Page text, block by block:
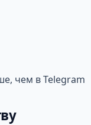
чем в Telegram